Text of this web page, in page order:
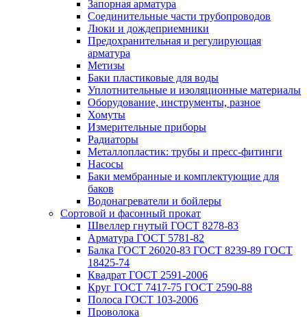
Запорная арматура
Соединительные части трубопроводов
Люки и дождеприемники
Предохранительная и регулирующая
арматура
Метизы
Баки пластиковые для воды
Уплотнительные и изоляционные материалы
Оборудование, инструменты, разное
Хомуты
Измерительные приборы
Радиаторы
Металлопластик: трубы и пресс-фитинги
Насосы
Баки мембранные и комплектующие для
баков
Водонагреватели и бойлеры
Сортовой и фасонный прокат
Швеллер гнутый ГОСТ 8278-83
Арматура ГОСТ 5781-82
Балка ГОСТ 26020-83 ГОСТ 8239-89 ГОСТ
18425-74
Квадрат ГОСТ 2591-2006
Круг ГОСТ 7417-75 ГОСТ 2590-88
Полоса ГОСТ 103-2006
Проволока